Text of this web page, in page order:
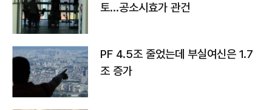
토…공소시효가 관건
PF 4.5조 줄었는데 부실여신은 1.7
조 증가